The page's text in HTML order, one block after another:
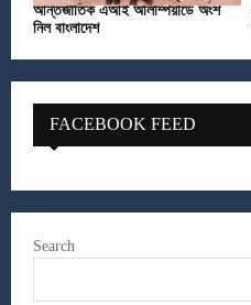
আন্তর্জাতিক এআই অলিম্পিয়াডে অংশ
নিল বাংলাদেশ
FACEBOOK FEED
Search